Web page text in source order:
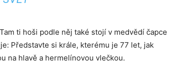
ti hoši podle něj také stojí v medvědí čapce
Představte si krále, kterému je 77 let, jak
na hlavě a hermelínovou vlečkou.